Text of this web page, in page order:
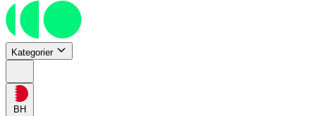
Kategorier
BH